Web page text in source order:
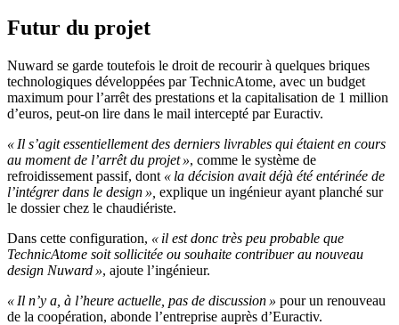
Futur du projet
Nuward se garde toutefois le droit de recourir à quelques briques
technologiques développées par TechnicAtome, avec un budget
maximum pour l’arrêt des prestations et la capitalisation de 1 million
d’euros, peut-on lire dans le mail intercepté par Euractiv.
« Il s’agit essentiellement des derniers livrables qui étaient en cours
au moment de l’arrêt du projet », comme le système de
refroidissement passif, dont « la décision avait déjà été entérinée de
l’intégrer dans le design », explique un ingénieur ayant planché sur
le dossier chez le chaudiériste.
Dans cette configuration, « il est donc très peu probable que
TechnicAtome soit sollicitée ou souhaite contribuer au nouveau
design Nuward », ajoute l’ingénieur.
« Il n’y a, à l’heure actuelle, pas de discussion » pour un renouveau
de la coopération, abonde l’entreprise auprès d’Euractiv.